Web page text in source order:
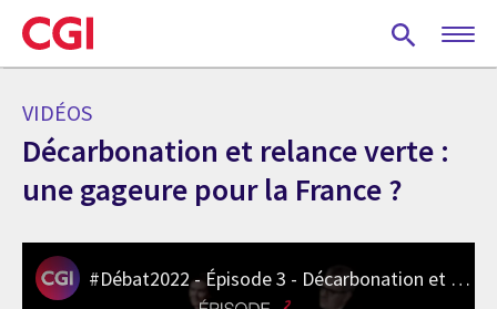
Skip
to
main
VIDÉOS
Décarbonation et relance verte :
une gageure pour la France ?
#Débat2022 - Épisode 3 - Décarbonation et relance verte : une gageure pour la France ?